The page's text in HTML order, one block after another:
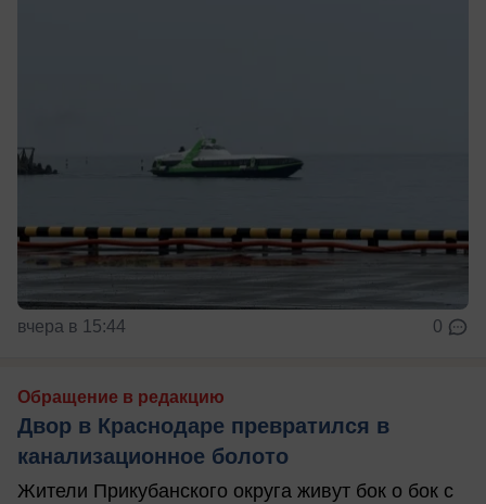
вчера в 15:44 0
Обращение в редакцию
Двор в Краснодаре превратился в
канализационное болото
Жители Прикубанского округа живут бок о бок с